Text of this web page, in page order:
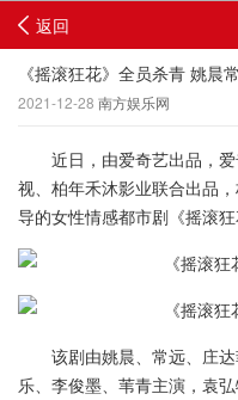
返回
《摇滚狂花》全员杀青 姚晨
2021-12-28 南方娱乐网
近日，由爱奇艺出品，爱
视、柏年禾沐影业联合出品
导的女性情感都市剧《摇滚狂
该剧由姚晨、常远、庄达
乐、李俊墨、苇青主演，袁